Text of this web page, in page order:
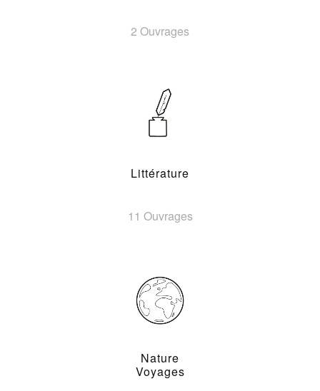
2 Ouvrages
Littérature
11 Ouvrages
Nature
Voyages